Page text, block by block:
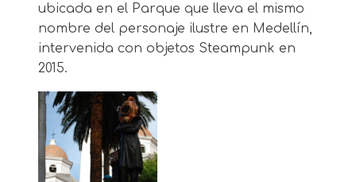
ubicada en el Parque que lleva el mismo
nombre del personaje ilustre en Medellín,
intervenida con objetos Steampunk en
2015.